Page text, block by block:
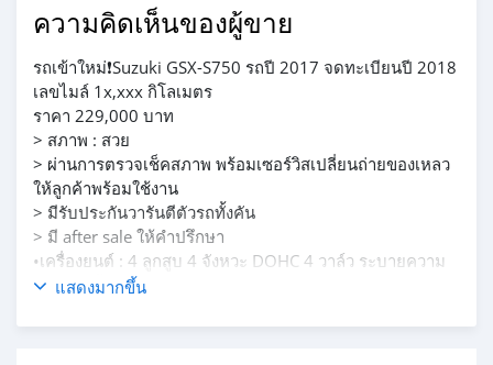
ความคิดเห็นของผู้ขาย
รถเข้าใหม่❗Suzuki GSX-S750 รถปี 2017 จดทะเบียนปี 2018
เลขไมล์ 1x,xxx กิโลเมตร
ราคา 229,000 บาท
> สภาพ : สวย
> ผ่านการตรวจเช็คสภาพ พร้อมเซอร์วิสเปลี่ยนถ่ายของเหลว
ให้ลูกค้าพร้อมใช้งาน
> มีรับประกันวารันตีตัวรถทั้งคัน
> มี after sale ให้คำปรึกษา
•เครื่องยนต์ : 4 ลูกสูบ 4 จังหวะ DOHC 4 วาล์ว ระบายความ
ร้อนด้วยน้ำ
•แรงม้า : 114 แรงม้า ที่ 10,500 รอบ/นาที
แสดงมากขึ้น